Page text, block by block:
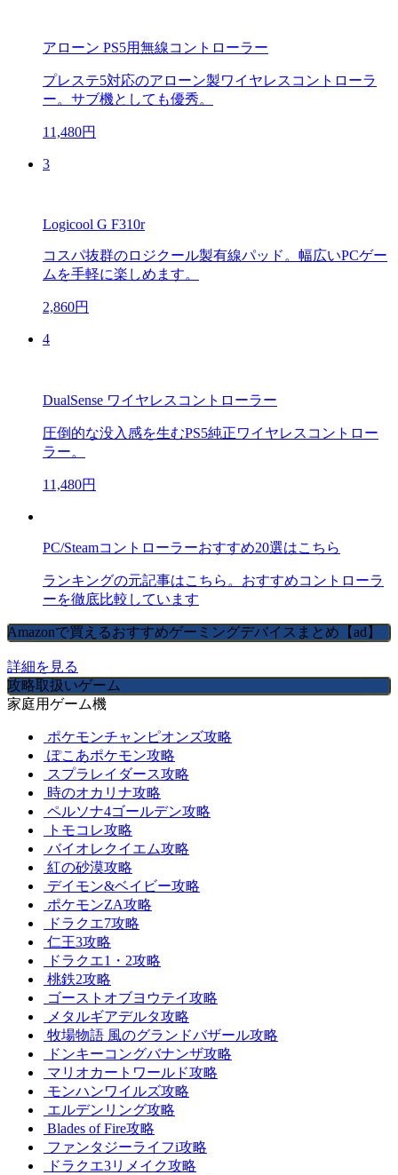
アローン PS5用無線コントローラー
プレステ5対応のアローン製ワイヤレスコントローラ
ー。サブ機としても優秀。
11,480円
3
Logicool G F310r
コスパ抜群のロジクール製有線パッド。幅広いPCゲー
ムを手軽に楽しめます。
2,860円
4
DualSense ワイヤレスコントローラー
圧倒的な没入感を生むPS5純正ワイヤレスコントロー
ラー。
11,480円
PC/Steamコントローラーおすすめ20選はこちら
ランキングの元記事はこちら。おすすめコントローラ
ーを徹底比較しています
Amazonで買えるおすすめゲーミングデバイスまとめ【ad】
詳細を見る
攻略取扱いゲーム
家庭用ゲーム機
ポケモンチャンピオンズ攻略
ぽこあポケモン攻略
スプラレイダース攻略
時のオカリナ攻略
ペルソナ4ゴールデン攻略
トモコレ攻略
バイオレクイエム攻略
紅の砂漠攻略
デイモン&ベイビー攻略
ポケモンZA攻略
ドラクエ7攻略
仁王3攻略
ドラクエ1・2攻略
桃鉄2攻略
ゴーストオブヨウテイ攻略
メタルギアデルタ攻略
牧場物語 風のグランドバザール攻略
ドンキーコングバナンザ攻略
マリオカートワールド攻略
モンハンワイルズ攻略
エルデンリング攻略
Blades of Fire攻略
ファンタジーライフi攻略
ドラクエ3リメイク攻略